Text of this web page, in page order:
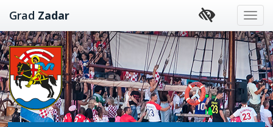
Preskoči
na
sadržaj
Grad Zadar